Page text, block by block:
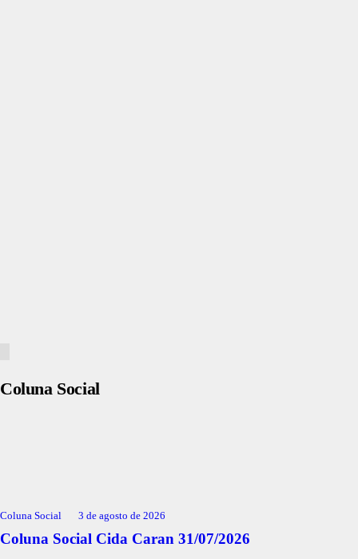
Coluna Social
Coluna Social 3 de agosto de 2026
Coluna Social Cida Caran 31/07/2026